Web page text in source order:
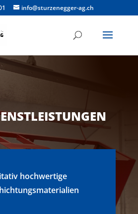
info@sturzenegger-ag.ch
hochwertige